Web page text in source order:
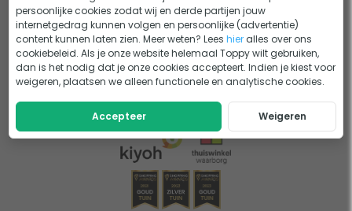
Top product.
1
persoonlijke cookies zodat wij en derde partijen jouw
internetgedrag kunnen volgen en persoonlijke (advertentie)
content kunnen laten zien. Meer weten? Leeshier alles over ons
cookiebeleid. Als je onze website helemaal Toppy wilt gebruiken,
dan is het nodig dat je onze cookies accepteert. Indien je kiest voor
weigeren, plaatsen we alleen functionele en analytische cookies.
Accepteer Weigeren